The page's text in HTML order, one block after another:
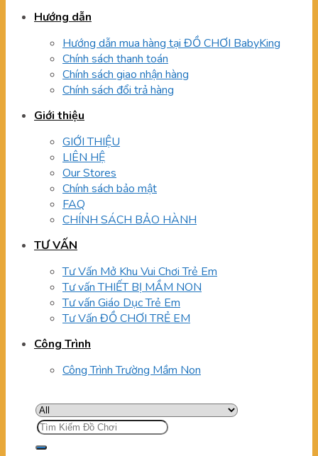
Hướng dẫn
Hướng dẫn mua hàng tại ĐỒ CHƠI BabyKing
Chính sách thanh toán
Chính sách giao nhận hàng
Chính sách đổi trả hàng
Giới thiệu
GIỚI THIỆU
LIÊN HỆ
Our Stores
Chính sách bảo mật
FAQ
CHÍNH SÁCH BẢO HÀNH
TƯ VẤN
Tư Vấn Mở Khu Vui Chơi Trẻ Em
Tư vấn THIẾT BỊ MẦM NON
Tư vấn Giáo Dục Trẻ Em
Tư Vấn ĐỒ CHƠI TRẺ EM
Công Trình
Công Trình Trường Mầm Non
Tìm
kiếm: